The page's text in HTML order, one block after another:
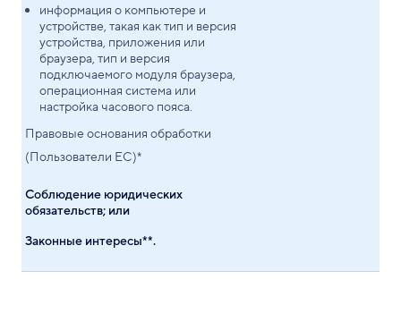
информация о компьютере и
устройстве, такая как тип и версия
устройства, приложения или
браузера, тип и версия
подключаемого модуля браузера,
операционная система или
настройка часового пояса.
Правовые основания обработки
(Пользователи ЕС)*
Соблюдение юридических
обязательств; или
Законные интересы**.